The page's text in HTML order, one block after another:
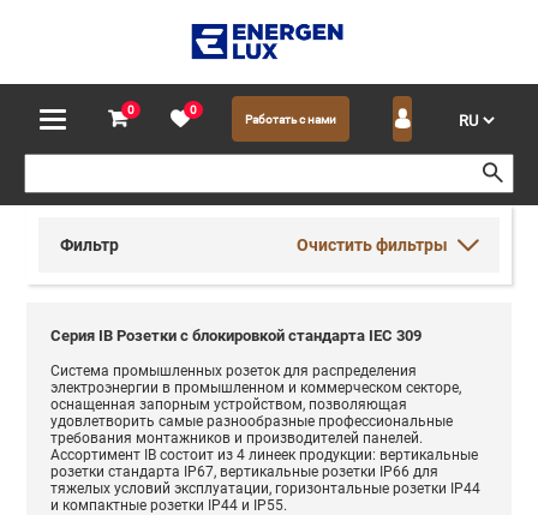
0 0
Работать с нами
Фильтр Очистить фильтры
Серия IB Розетки с блокировкой стандарта IEC 309
Система промышленных розеток для распределения
электроэнергии в промышленном и коммерческом секторе,
оснащенная запорным устройством, позволяющая
удовлетворить самые разнообразные профессиональные
требования монтажников и производителей панелей.
Ассортимент IB состоит из 4 линеек продукции: вертикальные
розетки стандарта IP67, вертикальные розетки IP66 для
тяжелых условий эксплуатации, горизонтальные розетки IP44
и компактные розетки IP44 и IP55.